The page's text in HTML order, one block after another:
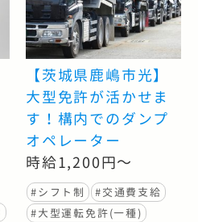
【茨城県鹿嶋市光】
大型免許が活かせま
す！構内でのダンプ
オペレーター
時給1,200円～
#シフト制
#交通費支給
#大型運転免許(一種)